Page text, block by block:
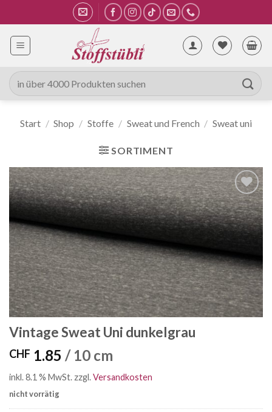
Inhalt
springen
Suche
nach:
Start / Shop / Stoffe / Sweat und French / Sweat uni
SORTIMENT
Auf die
Wunschliste
Vintage Sweat Uni dunkelgrau
CHF 1.85 / 10 cm
inkl. 8.1 % MwSt. zzgl.Versandkosten
nicht vorrätig